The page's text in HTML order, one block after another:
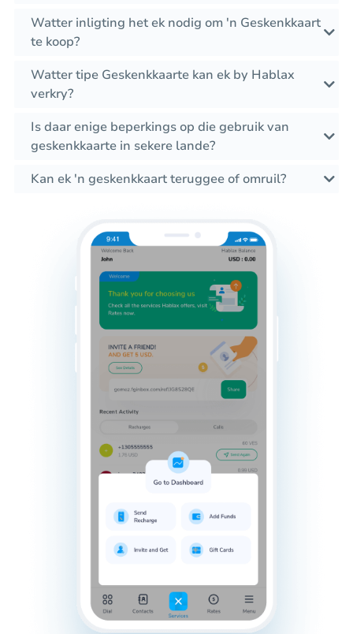
Watter inligting het ek nodig om 'n Geskenkkaart
te koop?
Watter tipe Geskenkkaarte kan ek by Hablax
verkry?
Is daar enige beperkings op die gebruik van
geskenkkaarte in sekere lande?
Kan ek 'n geskenkkaart teruggee of omruil?